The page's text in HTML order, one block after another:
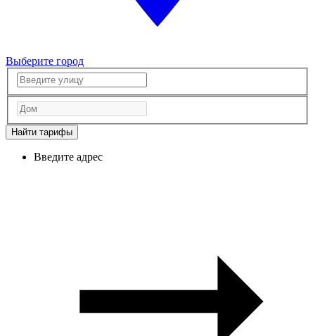
Выберите город
Найти тарифы
Введите адрес